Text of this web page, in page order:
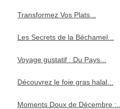
Transformez Vos Plats...
Les Secrets de la Béchamel...
Voyage gustatif : Du Pays...
Découvrez le foie gras halal...
Moments Doux de Décembre :...